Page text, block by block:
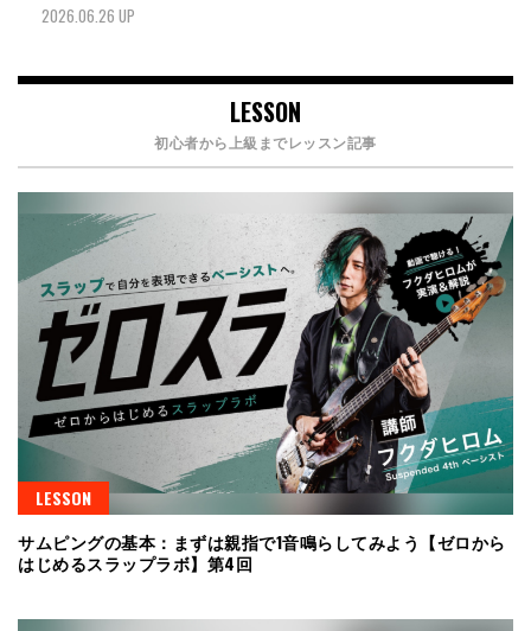
2026.06.26 UP
LESSON
初心者から上級までレッスン記事
LESSON
サムピングの基本：まずは親指で1音鳴らしてみよう【ゼロから
はじめるスラップラボ】第4回